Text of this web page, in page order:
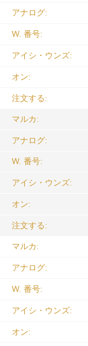
アナログ:
W. 番号:
アイシ・ウンズ:
オン:
注文する:
マルカ:
アナログ:
W. 番号:
アイシ・ウンズ:
オン:
注文する:
マルカ:
アナログ:
W. 番号:
アイシ・ウンズ:
オン: